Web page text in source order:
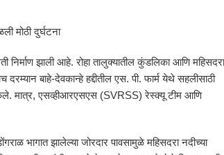
मोठी दुर्घटना
झाली आहे. रोहा तालुक्यातील कुंडलिका आणि महिसदरा
दरम्यान बाहे-देवकान्हे हद्दीतील एस. पी. फार्म येथे सहलीसाठी
मात्र, एसव्हीआरएसएस (SVRSS) रेस्क्यू टीम आणि
भागात झालेल्या जोरदार पावसामुळे महिसदरा नदीच्या